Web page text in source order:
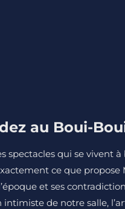
au Boui-
spectacles qui se vivent
ce que propose
et ses
intimiste de notre salle,